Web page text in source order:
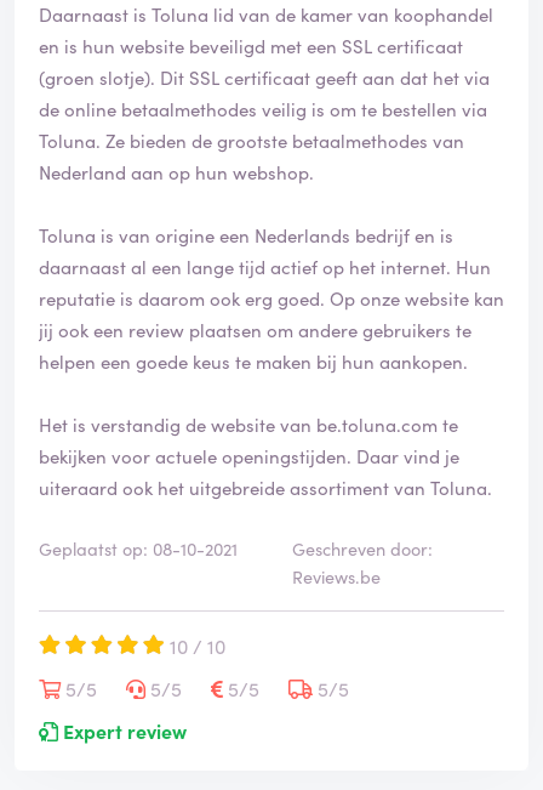
Daarnaast is Toluna lid van de kamer van koophandel
en is hun website beveiligd met een SSL certificaat
(groen slotje). Dit SSL certificaat geeft aan dat het via
de online betaalmethodes veilig is om te bestellen via
Toluna. Ze bieden de grootste betaalmethodes van
Nederland aan op hun webshop.
Toluna is van origine een Nederlands bedrijf en is
daarnaast al een lange tijd actief op het internet. Hun
reputatie is daarom ook erg goed. Op onze website kan
jij ook een review plaatsen om andere gebruikers te
helpen een goede keus te maken bij hun aankopen.
Het is verstandig de website van be.toluna.com te
bekijken voor actuele openingstijden. Daar vind je
uiteraard ook het uitgebreide assortiment van Toluna.
Geplaatst op: 08-10-2021
Geschreven door:
Reviews.be
10 / 10
5/5
5/5 5/5
5/5
Expert review